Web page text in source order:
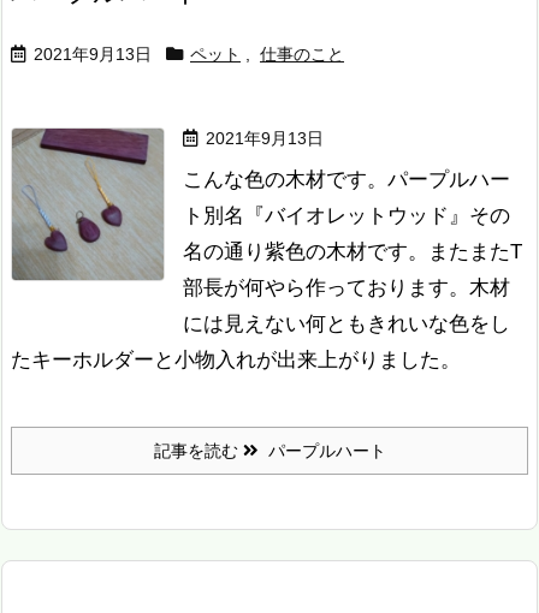
2021年9月13日 ペット 仕事のこと
2021年9月13日
こんな色の木材です。 パープルハー
ト別名『バイオレットウッド』その
名の通り紫色の木材です。
またまたT
部長が何やら作っております。木材
には見えない何ともきれいな色をし
たキーホルダーと小物入れが出来上がりました。
記事を読む パープルハート